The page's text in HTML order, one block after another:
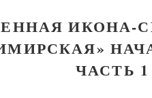
ИКОНА-
ЧАСТЬ 1